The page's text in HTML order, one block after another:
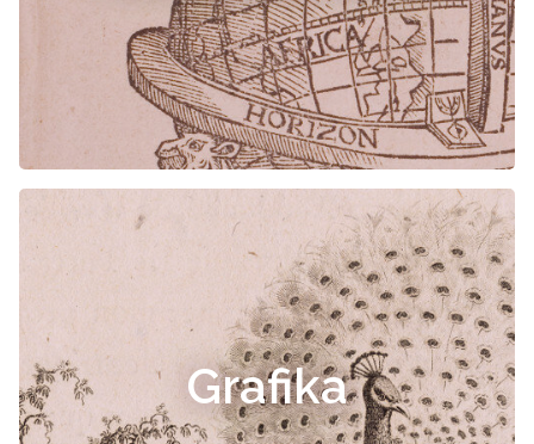
Grafika